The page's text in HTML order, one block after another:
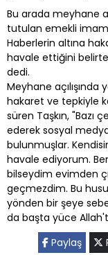
Bu arada meyhane
tutulan emekli imam
Haberlerin altına
havale ettiğini
dedi.
Meyhane
hakaret ve tepkiyle
süren Taşkın, "Bazı
ederek sosyal
bulunmuşlar.
havale ediyorum.
bilseydim evimden
geçmezdim. Bu
yönden bir şeye
da başta yüce
Paylaş